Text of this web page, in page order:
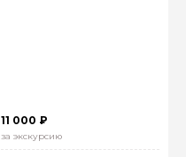
11 000 ₽
за экскурсию